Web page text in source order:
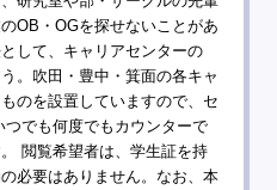
OB・OGを探せないことがあ
して、キャリアセンターの
。吹田・豊中・箕面の各キャ
のを設置していますので、セ
でも何度でもカウンターで
閲覧希望者は、学生証を持
必要はありません。なお、本